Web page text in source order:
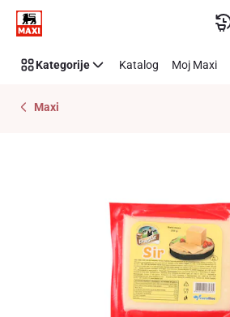
Preskoči link
Kategorije Katalog Moj Maxi
Maxi